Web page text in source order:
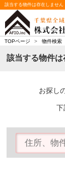
該当する物件は存在しません
TOPページ > 物件検索
該当する物件
お探し
下